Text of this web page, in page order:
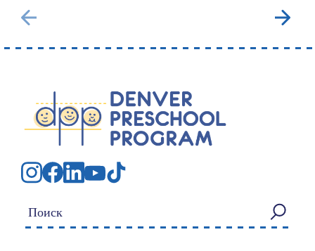
Искать: